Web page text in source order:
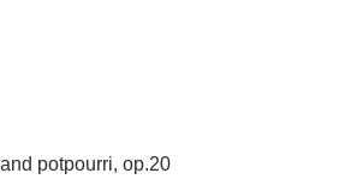
potpourri, op.20